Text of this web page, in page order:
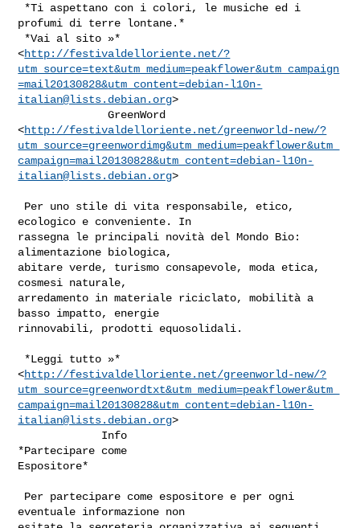
profumi di terre lontane.*
<http://festivaldelloriente.net/?
utm_source=text&utm_medium=peakflower&utm_campaign
=mail20130828&utm_content=debian-l10n-
italian@lists.debian.org>
              GreenWord
<http://festivaldelloriente.net/greenworld-new/?
utm_source=greenwordimg&utm_medium=peakflower&utm_
campaign=mail20130828&utm_content=debian-l10n-
italian@lists.debian.org>
ecologico e conveniente. In
rassegna le principali novità del Mondo Bio:
alimentazione biologica,
abitare verde, turismo consapevole, moda etica,
cosmesi naturale,
arredamento in materiale riciclato, mobilità a
basso impatto, energie
rinnovabili, prodotti equosolidali.
<http://festivaldelloriente.net/greenworld-new/?
utm_source=greenwordtxt&utm_medium=peakflower&utm_
campaign=mail20130828&utm_content=debian-l10n-
italian@lists.debian.org>
*Partecipare come
Espositore*
eventuale informazione non